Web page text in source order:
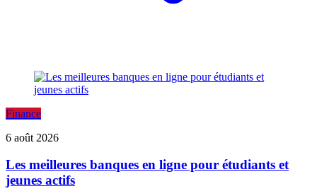
Finance
6 août 2026
Les meilleures banques en ligne pour étudiants et
jeunes actifs